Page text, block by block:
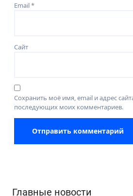
Email*
Сайт
Сохранить моё имя, email и адрес
последующих моих комментариев.
Главные новости